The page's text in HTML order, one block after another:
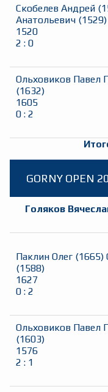
Скобелев Андрей (
Анатольевич (1529)
1520
2 : 0
Ольховиков Павел
(1632)
1605
0 : 2
GORNY OPEN
Голяков
Паклин Олег (1665)
(1588)
1627
0 : 2
Ольховиков Павел
(1603)
1576
2 : 1